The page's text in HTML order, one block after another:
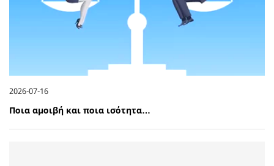
2026-07-16
Ποια αμοιβή και ποια ισότητα…